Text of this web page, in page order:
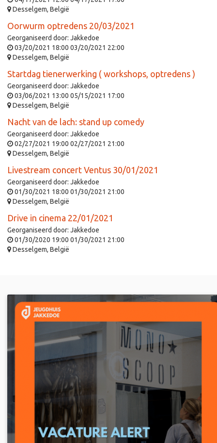
Desselgem, België
Oorwurm optredens 20/03/2021
Georganiseerd door: Jakkedoe
03/20/2021 18:00 03/20/2021 22:00
Desselgem, België
Startdag tienerwerking ( workshops, optredens )
Georganiseerd door: Jakkedoe
03/06/2021 13:00 05/15/2021 17:00
Desselgem, België
Nacht van de lach: stand up comedy
Georganiseerd door: Jakkedoe
02/27/2021 19:00 02/27/2021 21:00
Desselgem, België
Livestream concert Ventus 30/01/2021
Georganiseerd door: Jakkedoe
01/30/2021 18:00 01/30/2021 21:00
Desselgem, België
Drive in cinema 22/01/2021
Georganiseerd door: Jakkedoe
01/30/2020 19:00 01/30/2021 21:00
Desselgem, België